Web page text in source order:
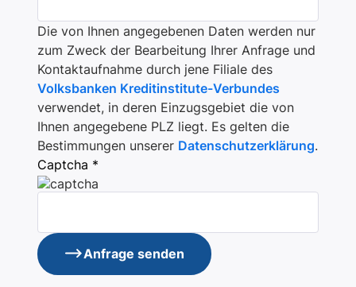
Die von Ihnen angegebenen Daten werden nur
zum Zweck der Bearbeitung Ihrer Anfrage und
Kontaktaufnahme durch jene Filiale des
Volksbanken Kreditinstitute-Verbundes
verwendet, in deren Einzugsgebiet die von
Ihnen angegebene PLZ liegt. Es gelten die
Bestimmungen unserer Datenschutzerklärung.
Captcha *
Anfrage senden